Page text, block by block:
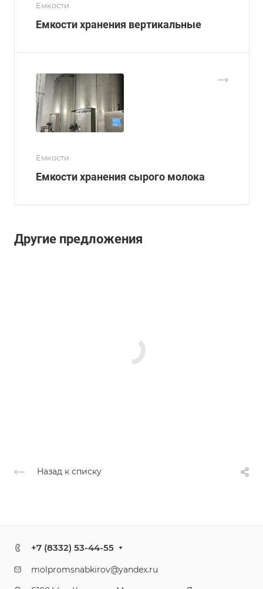
Емкости
Емкости хранения вертикальные
Емкости
Емкости хранения сырого молока
Другие предложения
Назад к списку
+7 (8332) 53-44-55
molpromsnabkirov@yandex.ru